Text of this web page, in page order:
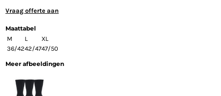
Vraag offerte aan
Maattabel
M
L
XL
36/4242/4747/50
Meer afbeeldingen